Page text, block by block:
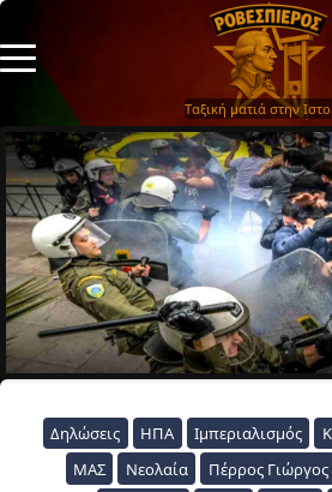
Ταξική ματιά στην
Δηλώσεις ΗΠΑ Ιμπεριαλισμός
ΜΑΣ
Νεολαία Πέρρος Γιώργος